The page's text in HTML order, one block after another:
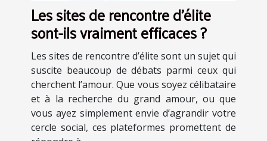
Les sites de rencontre d'élite
sont-ils vraiment efficaces ?
Les sites de rencontre d’élite sont un sujet qui
suscite beaucoup de débats parmi ceux qui
cherchent l’amour. Que vous soyez célibataire
et à la recherche du grand amour, ou que
vous ayez simplement envie d’agrandir votre
cercle social, ces plateformes promettent de